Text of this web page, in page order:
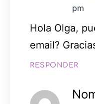
pm
Hola Olga,
email?
RESPONDER